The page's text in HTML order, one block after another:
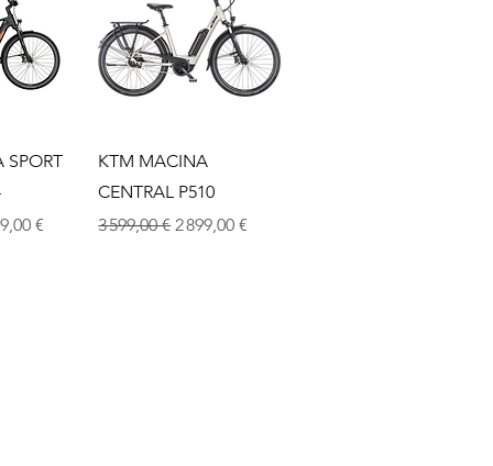
SPORT
promotionnel
€
Aperçu rapide
KTM MACINA
CENTRAL P510
Prix original
3 599,00 € Prix promotionnel
2 899,00 €